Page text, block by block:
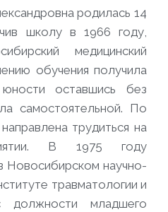
родилась 14
школу в 1966 году,
медицинский
обучения получила
оставшись без
самостоятельной. По
трудиться на
В 1975 году
Новосибирском научно-
травматологии и
должности младшего